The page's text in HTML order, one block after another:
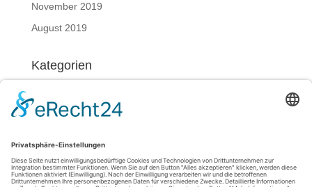
November 2019
August 2019
Kategorien
Anmelden
Eintrags-Feed